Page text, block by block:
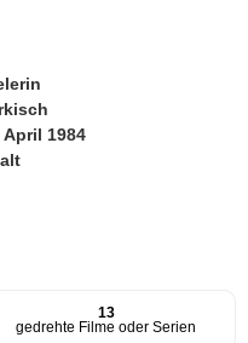
April 1984
13
gedrehte Filme oder Serien